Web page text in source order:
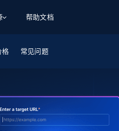
数据与洞察
资源
演示智能体
数据及洞察
采集
联盟推荐
信任中心
帮助文档
格 常见问题